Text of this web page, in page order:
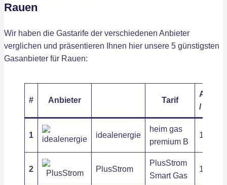
Rauen
Wir haben die Gastarife der verschiedenen Anbieter
verglichen und präsentieren Ihnen hier unsere 5 günstigsten
Gasanbieter für Rauen:
# Anbieter Tarif
/ kWh
1 idealenergie
heim gas
premium B
10,26 ct
2 PlusStrom
PlusStrom
Smart Gas
10,67 ct